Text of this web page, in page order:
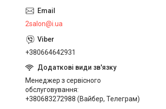
2salon@i.ua
+380664642931
Менеджер з сервісного
обслуговування
+380683272988 (Вайбер, Телеграм)